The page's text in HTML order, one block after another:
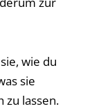
wie du
sie
zu lassen.